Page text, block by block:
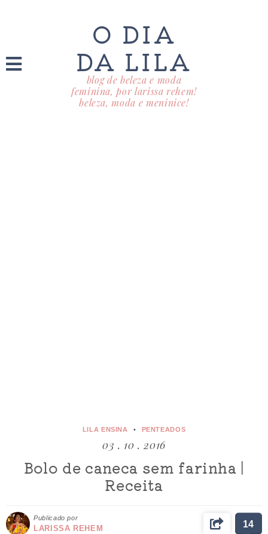
O DIA
DA LILA
blog de beleza e moda
feminina, por larissa rehem!
beleza, moda e meninice!
LILA ENSINA PENTEADOS
03 . 10 . 2016
Bolo de caneca sem farinha |
Receita
Publicado por
LARISSA REHEM 14